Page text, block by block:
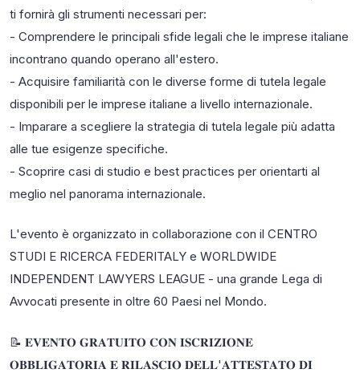
ti fornirà gli strumenti necessari per:
- Comprendere le principali sfide legali che le imprese italiane
incontrano quando operano all'estero.
- Acquisire familiarità con le diverse forme di tutela legale
disponibili per le imprese italiane a livello internazionale.
- Imparare a scegliere la strategia di tutela legale più adatta
alle tue esigenze specifiche.
- Scoprire casi di studio e best practices per orientarti al
meglio nel panorama internazionale.
L'evento è organizzato in collaborazione con il CENTRO
STUDI E RICERCA FEDERITALY e WORLDWIDE
INDEPENDENT LAWYERS LEAGUE - una grande Lega di
Avvocati presente in oltre 60 Paesi nel Mondo.
📝 𝐄𝐕𝐄𝐍𝐓𝐎 𝐆𝐑𝐀𝐓𝐔𝐈𝐓𝐎 𝐂𝐎𝐍 𝐈𝐒𝐂𝐑𝐈𝐙𝐈𝐎𝐍𝐄
𝐎𝐁𝐁𝐋𝐈𝐆𝐀𝐓𝐎𝐑𝐈𝐀 𝐄 𝐑𝐈𝐋𝐀𝐒𝐂𝐈𝐎 𝐃𝐄𝐋𝐋'𝐀𝐓𝐓𝐄𝐒𝐓𝐀𝐓𝐎 𝐃𝐈